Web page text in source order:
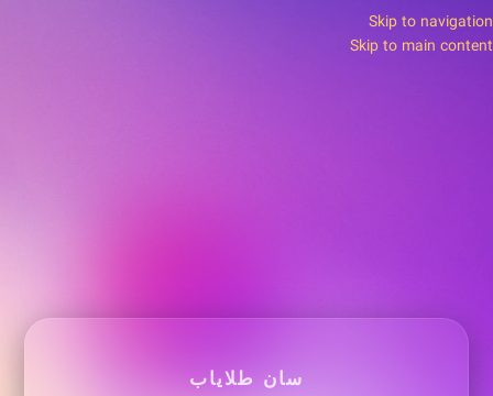
Skip to navigation
Skip to main content
سان طلایاب